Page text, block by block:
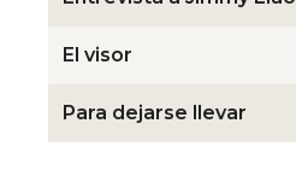
El visor
Para dejarse llevar